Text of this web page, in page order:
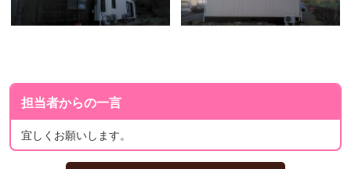
担当者からの一言
宜しくお願いします。